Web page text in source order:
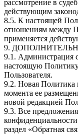
рассмотрение в
действующим
8.5. К настоящей
отношениям между
применяется
9.
9.1. Администрация
настоящую Политику
Пользователя.
9.2. Новая Политика
момента ее
новой редакцией
9.3. Все
раздел «Обратная